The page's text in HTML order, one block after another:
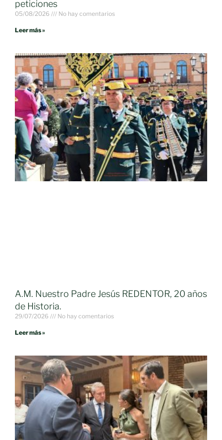
peticiones
05/08/2026 No hay comentarios
Leer más »
A.M. Nuestro Padre Jesús REDENTOR, 20 años
de Historia.
29/07/2026 No hay comentarios
Leer más »